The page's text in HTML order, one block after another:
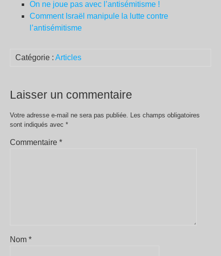
On ne joue pas avec l’antisémitisme !
Comment Israël manipule la lutte contre
l’antisémitisme
Catégorie : Articles
Laisser un commentaire
Votre adresse e-mail ne sera pas publiée. Les champs obligatoires
sont indiqués avec *
Commentaire *
Nom *